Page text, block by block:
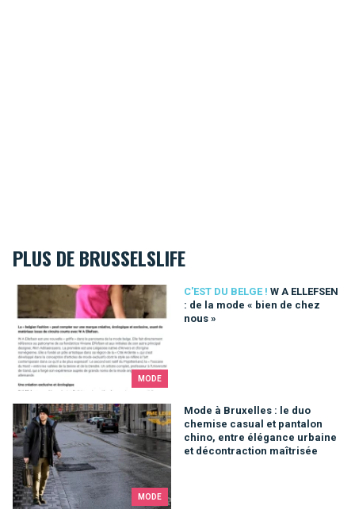
PLUS DE BRUSSELSLIFE
MODE
C'EST DU BELGE ! W A ELLEFSEN
: de la mode « bien de chez
nous »
W A ELLEFSEN : de la mode « bien de chez nous »
MODE
Mode à Bruxelles : le duo
chemise casual et pantalon
chino, entre élégance urbaine
et décontraction maîtrisée
Mode à Bruxelles : le duo chemise casual et pantalon chino,